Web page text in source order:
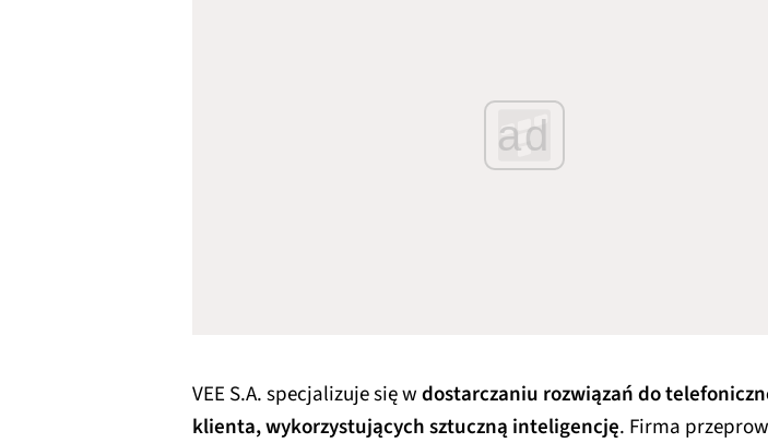
ad
VEE S.A. specjalizuje się wdostarczaniu rozwiązań do
klienta, wykorzystujących sztuczną inteligencję. Firma